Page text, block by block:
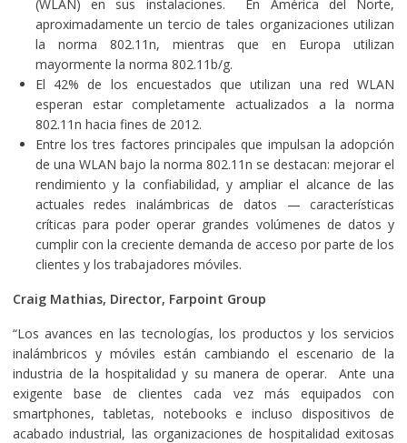
(WLAN) en sus instalaciones. En América del Norte,
aproximadamente un tercio de tales organizaciones utilizan
la norma 802.11n, mientras que en Europa utilizan
mayormente la norma 802.11b/g.
El 42% de los encuestados que utilizan una red WLAN
esperan estar completamente actualizados a la norma
802.11n hacia fines de 2012.
Entre los tres factores principales que impulsan la adopción
de una WLAN bajo la norma 802.11n se destacan: mejorar el
rendimiento y la confiabilidad, y ampliar el alcance de las
actuales redes inalámbricas de datos — características
críticas para poder operar grandes volúmenes de datos y
cumplir con la creciente demanda de acceso por parte de los
clientes y los trabajadores móviles.
Craig Mathias, Director, Farpoint Group
“Los avances en las tecnologías, los productos y los servicios
inalámbricos y móviles están cambiando el escenario de la
industria de la hospitalidad y su manera de operar. Ante una
exigente base de clientes cada vez más equipados con
smartphones, tabletas, notebooks e incluso dispositivos de
acabado industrial, las organizaciones de hospitalidad exitosas